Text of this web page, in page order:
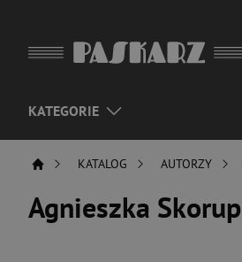
KATEGORIE
KATALOG AUTORZY
Agnieszka